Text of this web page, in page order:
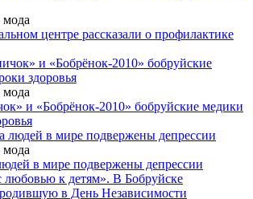
мода
центре рассказали о профилактике
мода
и «Бобрёнок-2010» бобруйские медики
мода
в мире подвержены депрессии